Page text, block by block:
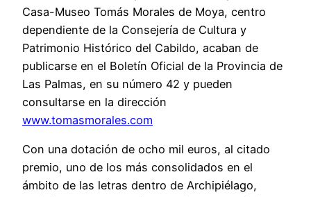
Casa-Museo Tomás Morales de Moya, centro
dependiente de la Consejería de Cultura y
Patrimonio Histórico del Cabildo, acaban de
publicarse en el Boletín Oficial de la Provincia de
Las Palmas, en su número 42 y pueden
consultarse en la dirección
www.tomasmorales.com
Con una dotación de ocho mil euros, al citado
premio, uno de los más consolidados en el
ámbito de las letras dentro de Archipiélago,